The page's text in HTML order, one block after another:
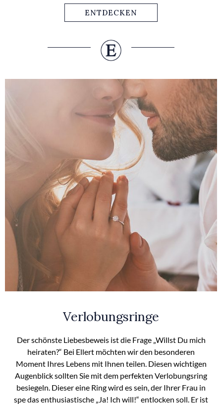
ENTDECKEN
Verlobungsringe
Der schönste Liebesbeweis ist die Frage „Willst Du mich
heiraten?“ Bei Ellert möchten wir den besonderen
Moment Ihres Lebens mit Ihnen teilen. Diesen wichtigen
Augenblick sollten Sie mit dem perfekten Verlobungsring
besiegeln. Dieser eine Ring wird es sein, der Ihrer Frau in
spe das enthusiastische „Ja! Ich will!“ entlocken soll. Er ist